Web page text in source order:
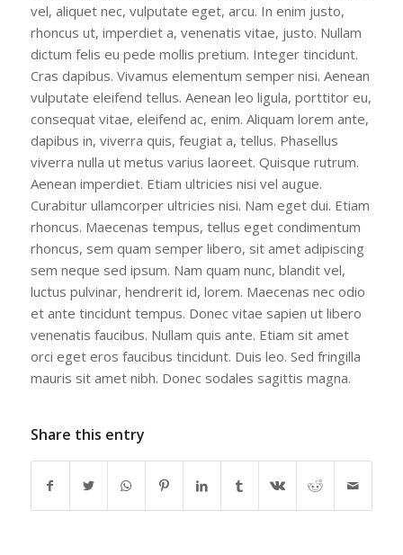
vel, aliquet nec, vulputate eget, arcu. In enim justo,
rhoncus ut, imperdiet a, venenatis vitae, justo. Nullam
dictum felis eu pede mollis pretium. Integer tincidunt.
Cras dapibus. Vivamus elementum semper nisi. Aenean
vulputate eleifend tellus. Aenean leo ligula, porttitor eu,
consequat vitae, eleifend ac, enim. Aliquam lorem ante,
dapibus in, viverra quis, feugiat a, tellus. Phasellus
viverra nulla ut metus varius laoreet. Quisque rutrum.
Aenean imperdiet. Etiam ultricies nisi vel augue.
Curabitur ullamcorper ultricies nisi. Nam eget dui. Etiam
rhoncus. Maecenas tempus, tellus eget condimentum
rhoncus, sem quam semper libero, sit amet adipiscing
sem neque sed ipsum. Nam quam nunc, blandit vel,
luctus pulvinar, hendrerit id, lorem. Maecenas nec odio
et ante tincidunt tempus. Donec vitae sapien ut libero
venenatis faucibus. Nullam quis ante. Etiam sit amet
orci eget eros faucibus tincidunt. Duis leo. Sed fringilla
mauris sit amet nibh. Donec sodales sagittis magna.
Share this entry